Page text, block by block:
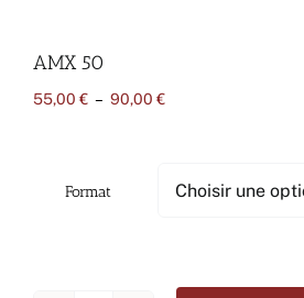
AMX 50
55,00 € – 90,00 €Plage
90,00 €
Format